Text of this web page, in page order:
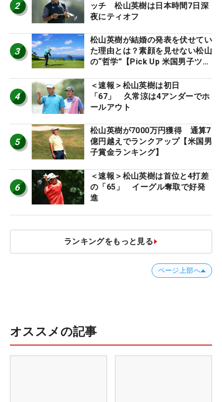
2
ッチ 松山英樹は日本時間7日深
夜にティオフ
3
松山英樹が結婚の発表を伏せてい
た理由とは？素顔を見せない松山
の“哲学”【Pick Up 米国男子ツア
4
＜速報＞松山英樹は初日
「67」 久常涼は4アンダーでホ
ールアウト
5
松山英樹が7000万円獲得 通算7
億円越えでランクアップ【米国男
子賞金ランキング】
6
＜速報＞松山英樹は首位と4打差
の「65」 イーグル奪取で好発
進
ランキングをもっと見る
ページ上部へ
オススメの記事